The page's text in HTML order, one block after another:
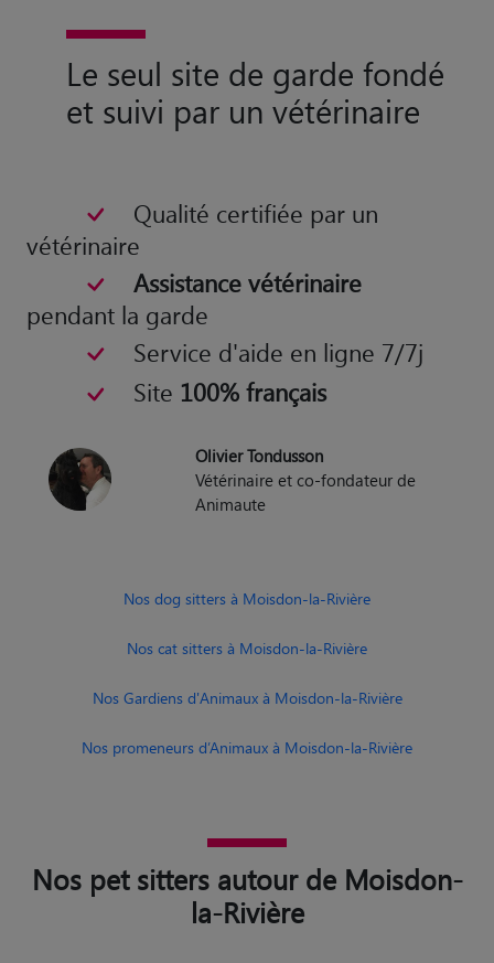
Le seul site de garde fondé
et suivi par un vétérinaire
Qualité certifiée par un
vétérinaire
Assistance vétérinaire
pendant la garde
Service d'aide en ligne 7/7j
Site 100% français
Olivier Tondusson
Vétérinaire et co-fondateur de
Animaute
Nos dog sitters à Moisdon-la-Rivière
Nos cat sitters à Moisdon-la-Rivière
Nos Gardiens d'Animaux à Moisdon-la-Rivière
Nos promeneurs d’Animaux à Moisdon-la-Rivière
Nos pet sitters autour de Moisdon-
la-Rivière